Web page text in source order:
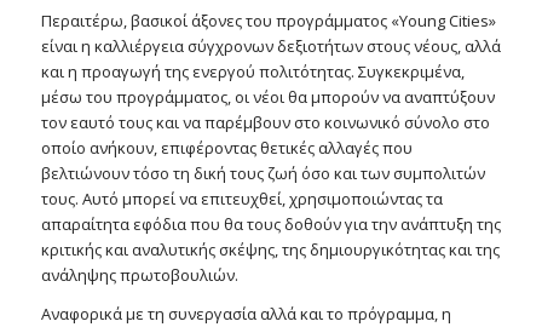
Περαιτέρω, βασικοί άξονες του προγράμματος «Young Cities»
είναι η καλλιέργεια σύγχρονων δεξιοτήτων στους νέους, αλλά
και η προαγωγή της ενεργού πολιτότητας. Συγκεκριμένα,
μέσω του προγράμματος, οι νέοι θα μπορούν να αναπτύξουν
τον εαυτό τους και να παρέμβουν στο κοινωνικό σύνολο στο
οποίο ανήκουν, επιφέροντας θετικές αλλαγές που
βελτιώνουν τόσο τη δική τους ζωή όσο και των συμπολιτών
τους. Αυτό μπορεί να επιτευχθεί, χρησιμοποιώντας τα
απαραίτητα εφόδια που θα τους δοθούν για την ανάπτυξη της
κριτικής και αναλυτικής σκέψης, της δημιουργικότητας και της
ανάληψης πρωτοβουλιών.
Αναφορικά με τη συνεργασία αλλά και το πρόγραμμα, η